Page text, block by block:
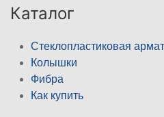
Каталог
Стеклопластиковая
Колышки
Фибра
Как купить